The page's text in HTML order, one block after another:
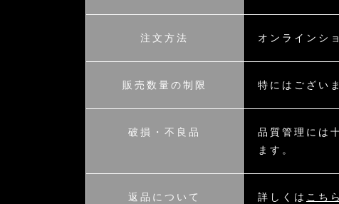
注文方法 オンラインシ
販売数量の制限 特にはござい
破損・不良品
品質管理には
ます。
返品について 詳しくは こちら